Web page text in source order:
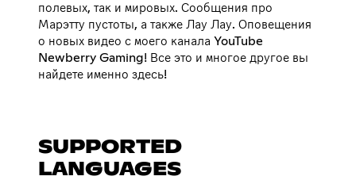
полевых, так и мировых. Сообщения про
Марэтту пустоты, а также Лау Лау. Оповещения
о новых видео с моего канала YouTube
Newberry Gaming! Все это и многое другое вы
найдете именно здесь!
SUPPORTED
LANGUAGES